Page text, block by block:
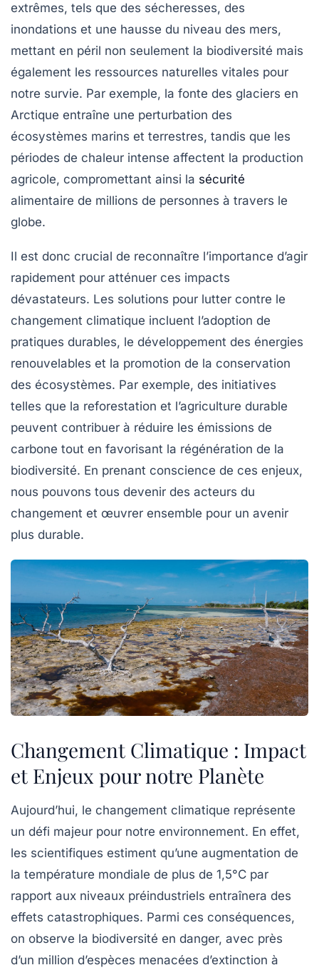
extrêmes, tels que des sécheresses, des
inondations et une hausse du niveau des mers,
mettant en péril non seulement la biodiversité mais
également les ressources naturelles vitales pour
notre survie. Par exemple, la fonte des glaciers en
Arctique entraîne une perturbation des
écosystèmes marins et terrestres, tandis que les
périodes de chaleur intense affectent la production
agricole, compromettant ainsi la sécurité
alimentaire de millions de personnes à travers le
globe.
Il est donc crucial de reconnaître l’importance d’agir
rapidement pour atténuer ces impacts
dévastateurs. Les solutions pour lutter contre le
changement climatique incluent l’adoption de
pratiques durables, le développement des énergies
renouvelables et la promotion de la conservation
des écosystèmes. Par exemple, des initiatives
telles que la reforestation et l’agriculture durable
peuvent contribuer à réduire les émissions de
carbone tout en favorisant la régénération de la
biodiversité. En prenant conscience de ces enjeux,
nous pouvons tous devenir des acteurs du
changement et œuvrer ensemble pour un avenir
plus durable.
Changement Climatique : Impact
et Enjeux pour notre Planète
Aujourd’hui, le changement climatique représente
un défi majeur pour notre environnement. En effet,
les scientifiques estiment qu’une augmentation de
la température mondiale de plus de 1,5°C par
rapport aux niveaux préindustriels entraînera des
effets catastrophiques. Parmi ces conséquences,
on observe la biodiversité en danger, avec près
d’un million d’espèces menacées d’extinction à